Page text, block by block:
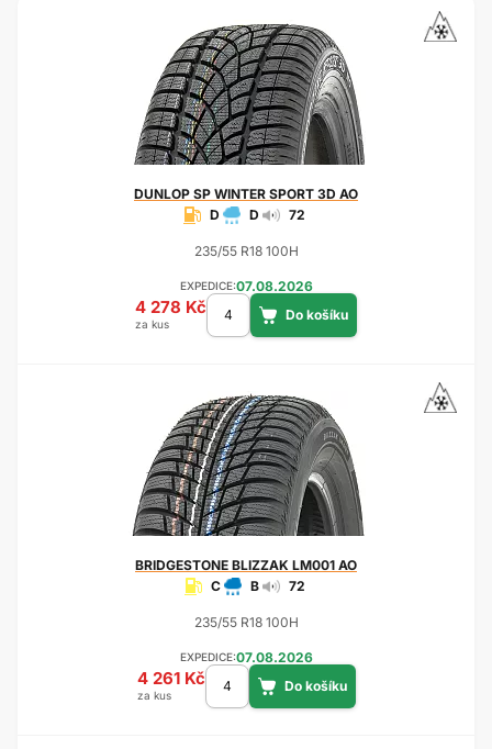
DUNLOP SP WINTER SPORT 3D AO
D
D 72
235/55 R18 100H
EXPEDICE:07.08.2026
4 278 Kč
za kus
BRIDGESTONE BLIZZAK LM001 AO
C
B 72
235/55 R18 100H
EXPEDICE:07.08.2026
4 261 Kč
za kus